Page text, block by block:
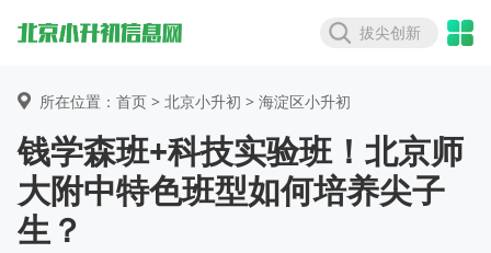
拔尖创新
所在位置：首页 > 北京小升初 > 海淀区小升初
钱学森班+科技实验班！北京师
大附中特色班型如何培养尖子
生？